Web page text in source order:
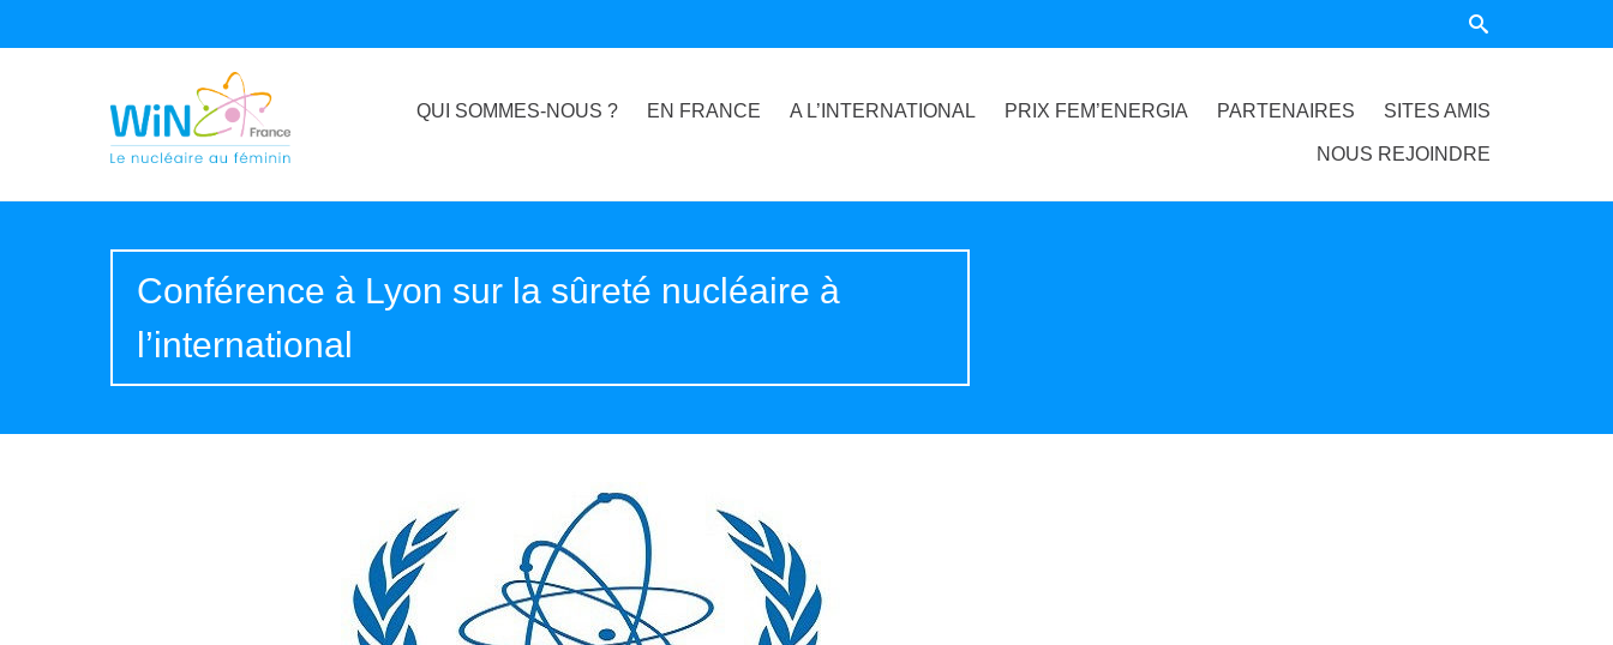
QUI SOMMES-NOUS ? EN FRANCE A L’INTERNATIONAL PRIX FEM’ENERGIA PARTENAIRES SITES AMIS
NOUS REJOINDRE
Conférence à Lyon sur la sûreté nucléaire à
l’international